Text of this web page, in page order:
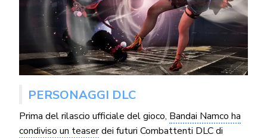
PERSONAGGI DLC
Prima del rilascio ufficiale del gioco, Bandai Namco ha
condiviso un teaserdei futuri Combattenti DLC di